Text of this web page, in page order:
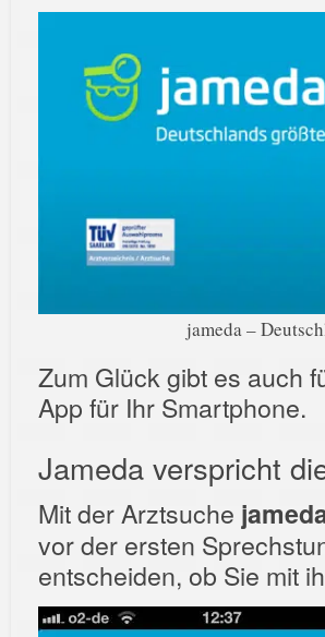
jameda –
Zum Glück gibt es auch
App für Ihr Smartphone.
Jameda verspricht
Mit der Arztsuche
vor der ersten
entscheiden, ob Sie mit